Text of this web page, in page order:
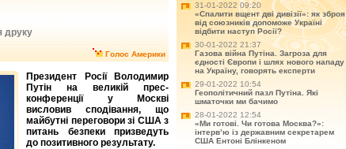
друку
Голос Америки
Президент Росії Володимир
Путін на великій прес-
конференції у Москві
висловив сподівання, що
майбутні переговори зі США з
питань безпеки призведуть
до позитивного результату.
31-01-2022 09:20
«Спалити вщент дві дивізії»: як зброя
від союзників допоможе Україні
відбити наступ Росії?
30-01-2022 21:37
Газова війна Путіна. Загроза для
єдності Європи і шлях нового нападу
на Україну, говорять експерти
29-01-2022 10:54
Геополітичний пазл Путіна. Які
шматочки ми бачимо
28-01-2022 12:54
«Ми готові. Чи готова Москва?»:
інтерв’ю із державним секретарем
США Ентоні Блінкеном